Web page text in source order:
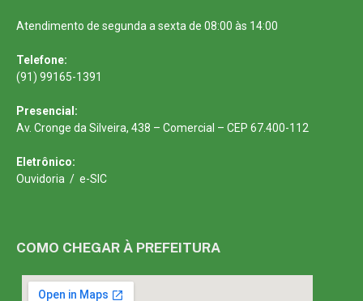
Atendimento de segunda a sexta de 08:00 às 14:00
Telefone:
(91) 99165-1391
Presencial:
Av. Cronge da Silveira, 438 – Comercial – CEP 67.400-112
Eletrônico:
Ouvidoria / e-SIC
COMO CHEGAR À PREFEITURA